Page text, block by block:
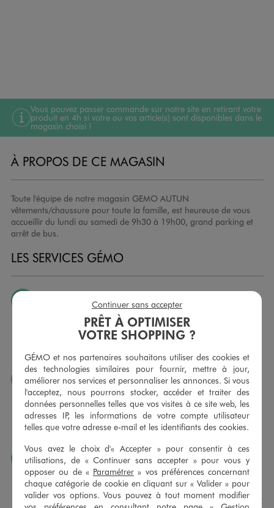
Vous pouvez passer commande sur notre site en retirant votre
produit en 4h si votre ou vos article(s) sont disponibles dans le
magasin choisi !
À PROPOS DE CE MAGASIN
Toute l'équipe de notre magasin GEMO AUTUN
vêtements/chaussure pour toute la famille, est heureuse de vous
accueillir du lundi au samedi de 9h30 à 19h00, grand parking et
arrêt de bus.
LES SERVICES GÉMO
JE PEUX CHANGER D’AVIS
Nous échangeons et vous proposons un avoir ou un
remboursement pour tout article non porté, non retouché,
sous 30 jours, sur simple présentation du ticket de caisse,
dans tous les magasins GÉMO.
JE PEUX FAIRE RETOUCHER MES ARTICLES
Ourlets, ceintures… vous avez la possibilité de faire
retoucher vos articles textiles dans nos magasins. Les tarifs
sont à votre disposition sur simple demande. Voir
conditions en magasins.
J’AIME FAIRE PLAISIR
Nous vous proposons des cartes cadeaux GÉMO d’un
montant au choix entre 10€ et 150€. Les cartes cadeau
GÉMO sont valables 1 an, utilisables en plusieurs fois, pour
PRÊT À OPTIMISER
VOTRE SHOPPING ?
GÉMO et nos partenaires souhaitons utiliser des cookies et
des technologies similaires pour fournir, mettre à jour,
améliorer nos services et personnaliser les annonces. Si vous
l'acceptez, nous pourrons stocker, accéder et traiter des
données personnelles telles que vos visites à ce site web, les
adresses IP, les informations de votre compte utilisateur
telles que votre adresse e-mail et les identifiants des cookies.
Vous avez le choix d'« Accepter » pour consentir à ces
utilisations, de « Continuer sans accepter » pour vous y
opposer ou de « Paramétrer » vos préférences concernant
chaque catégorie de cookie en cliquant sur « Valider » pour
valider vos options. Vous pouvez à tout moment modifier
Continuer sans accepter